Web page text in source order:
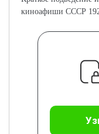
киноафиши СССР